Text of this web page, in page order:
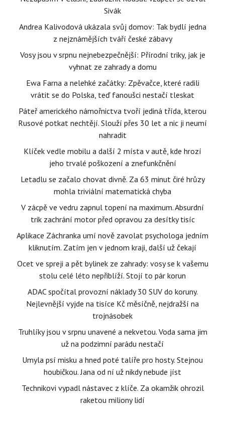
Sivák
Andrea Kalivodová ukázala svůj domov: Tak bydlí jedna
z nejznámějších tváří české zábavy
Vosy jsou v srpnu nejnebezpečnější: Přírodní triky, jak je
vyhnat ze zahrady a domu
Ewa Farna a nelehké začátky: Zpěvačce, které radili
vrátit se do Polska, teď fanoušci nestačí tleskat
Páteř amerického námořnictva tvoří jediná třída, kterou
Rusové potkat nechtějí. Slouží přes 30 let a nic ji neumí
nahradit
Klíček vedle mobilu a další 2 místa v autě, kde hrozí
jeho trvalé poškození a znefunkčnění
Letadlu se začalo chovat divně. Za 63 minut čiré hrůzy
mohla triviální matematická chyba
V zácpě ve vedru zapnul topení na maximum. Absurdní
trik zachrání motor před opravou za desítky tisíc
Aplikace Záchranka umí nově zavolat psychologa jedním
kliknutím. Zatím jen v jednom kraji, další už čekají
Ocet ve spreji a pět bylinek ze zahrady: vosy se k vašemu
stolu celé léto nepřiblíží. Stojí to pár korun
ADAC spočítal provozní náklady 30 SUV do koruny.
Nejlevnější vyjde na tisíce Kč měsíčně, nejdražší na
trojnásobek
Truhlíky jsou v srpnu unavené a nekvetou. Voda sama jim
už na podzimní parádu nestačí
Umyla psí misku a hned poté talíře pro hosty. Stejnou
houbičkou. Jana od ní už nikdy nebude jíst
Technikovi vypadl nástavec z klíče. Za okamžik ohrozil
raketou miliony lidí